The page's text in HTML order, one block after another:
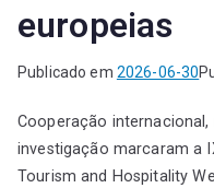
europeias
Publicado em 2026-06-30
Cooperação
investigação marcaram a
Tourism and Hospitality